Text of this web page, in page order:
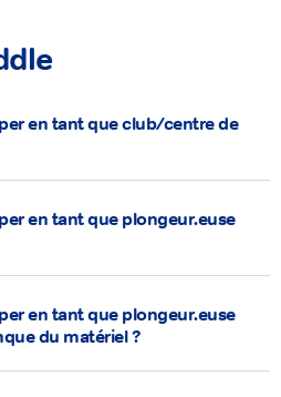
en tant que club/centre de
en tant que plongeur.euse
en tant que plongeur.euse
du matériel ?